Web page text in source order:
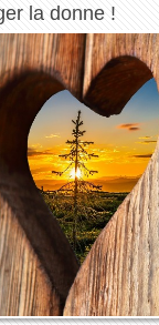
la donne !